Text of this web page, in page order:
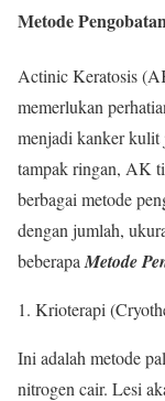
Metode
Actinic Keratosis
memerlukan
menjadi kanker kulit
tampak ringan, AK
berbagai metode
dengan jumlah,
beberapa Metode
Krioterapi
Ini adalah metode
nitrogen cair. Lesi